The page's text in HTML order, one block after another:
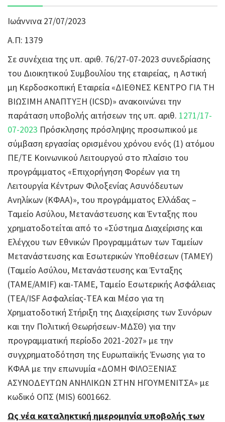
Ιωάννινα 27/07/2023
Α.Π: 1379
Σε συνέχεια της υπ. αριθ. 76/27-07-2023 συνεδρίασης
του Διοικητικού Συμβουλίου της εταιρείας, η Αστική
μη Κερδοσκοπική Εταιρεία «ΔΙΕΘΝΕΣ ΚΕΝΤΡΟ ΓΙΑ ΤΗ
ΒΙΩΣΙΜΗ ΑΝΑΠΤΥΞΗ (ICSD)» ανακοινώνει την
παράταση υποβολής αιτήσεων της υπ. αριθ. 1271/17-
07-2023 Πρόσκλησης πρόσληψης προσωπικού με
σύμβαση εργασίας ορισμένου χρόνου ενός (1) ατόμου
ΠΕ/ΤΕ Κοινωνικού Λειτουργού στο πλαίσιο του
προγράμματος «Επιχορήγηση Φορέων για τη
Λειτουργία Κέντρων Φιλοξενίας Ασυνόδευτων
Ανηλίκων (ΚΦΑΑ)», του προγράμματος Ελλάδας –
Ταμείο Ασύλου, Μετανάστευσης και Ένταξης που
χρηματοδοτείται από το «Σύστημα Διαχείρισης και
Ελέγχου των Εθνικών Προγραμμάτων των Ταμείων
Μετανάστευσης και Εσωτερικών Υποθέσεων (ΤΑΜΕΥ)
(Ταμείο Ασύλου, Μετανάστευσης και Ένταξης
(TAME/AMIF) και-ΤΑΜΕ, Ταμείο Εσωτερικής Ασφάλειας
(TEA/ISF Ασφαλείας-ΤΕΑ και Μέσο για τη
Χρηματοδοτική Στήριξη της Διαχείρισης των Συνόρων
και την Πολιτική Θεωρήσεων-ΜΔΣΘ) για την
προγραμματική περίοδο 2021-2027» με την
συγχρηματοδότηση της Ευρωπαϊκής Ένωσης για το
ΚΦΑΑ με την επωνυμία «ΔΟΜΗ ΦΙΛΟΞΕΝΙΑΣ
ΑΣΥΝΟΔΕΥΤΩΝ ΑΝΗΛΙΚΩΝ ΣΤΗΝ ΗΓΟΥΜΕΝΙΤΣΑ» με
κωδικό ΟΠΣ (MIS) 6001662.
Ως νέα καταληκτική ημερομηνία υποβολής των